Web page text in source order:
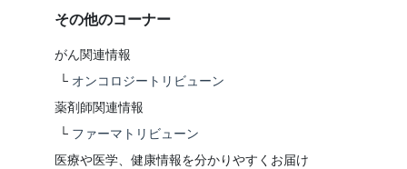
その他のコーナー
がん関連情報
└ オンコロジートリビューン
薬剤師関連情報
└ ファーマトリビューン
医療や医学、健康情報を分かりやすくお届け